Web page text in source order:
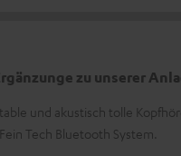
zu unserer
und akustisch tolle
Tech Bluetooth System.